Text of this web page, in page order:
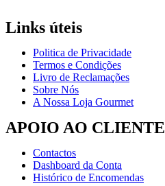
Links úteis
Politica de Privacidade
Termos e Condições
Livro de Reclamações
Sobre Nós
A Nossa Loja Gourmet
APOIO AO CLIENTE
Contactos
Dashboard da Conta
Histórico de Encomendas